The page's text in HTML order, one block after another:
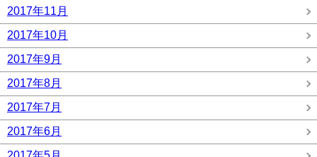
2017年11月
2017年10月
2017年9月
2017年8月
2017年7月
2017年6月